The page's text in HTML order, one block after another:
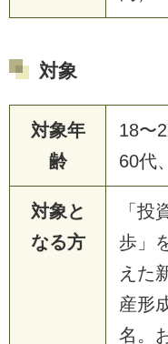
対象
対象年
齢
18〜
60代
対象と
なる方
「投
歩」
えた
産形
名。